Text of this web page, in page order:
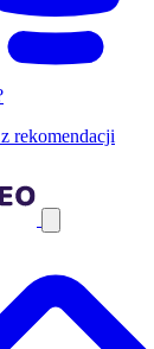
rekomendacji